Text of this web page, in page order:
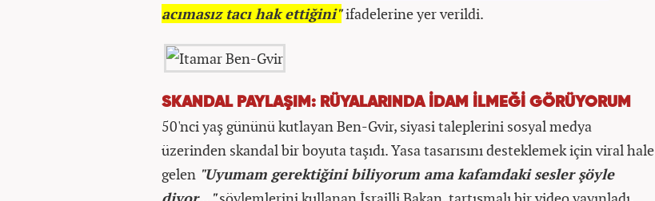
acımasız tacı hak ettiğini" ifadelerine yer verildi.
SKANDAL PAYLAŞIM: RÜYALARINDA İDAM İLMEĞİ GÖRÜYORUM
50'nci yaş gününü kutlayan Ben-Gvir, siyasi taleplerini sosyal medya
üzerinden skandal bir boyuta taşıdı. Yasa tasarısını desteklemek için viral hale
gelen "Uyumam gerektiğini biliyorum ama kafamdaki sesler şöyle